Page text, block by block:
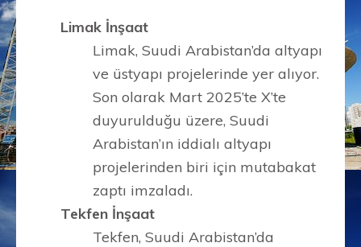
Limak İnşaat
Limak, Suudi Arabistan’da altyapı
ve üstyapı projelerinde yer alıyor.
Son olarak Mart 2025’te X’te
duyurulduğu üzere, Suudi
Arabistan’ın iddialı altyapı
projelerinden biri için mutabakat
zaptı imzaladı.
Tekfen İnşaat
Tekfen, Suudi Arabistan’da